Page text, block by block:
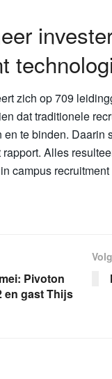
zich op 709
dat traditionele
en te binden.
Alles
campus
Pivoton
en gast Thijs